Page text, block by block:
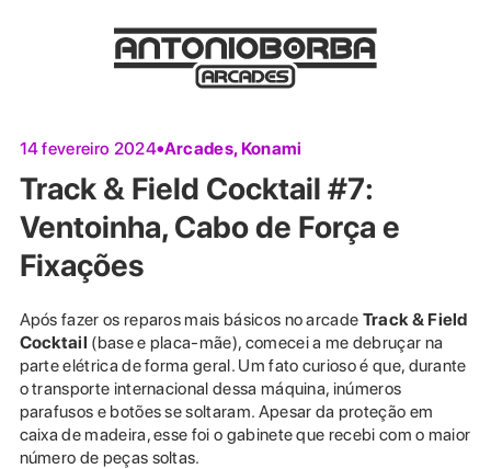
14 fevereiro 2024 Arcades, Konami
Track & Field Cocktail #7:
Ventoinha, Cabo de Força e
Fixações
Após fazer os reparos mais básicos no arcade Track & Field
Cocktail (base e placa-mãe), comecei a me debruçar na
parte elétrica de forma geral. Um fato curioso é que, durante
o transporte internacional dessa máquina, inúmeros
parafusos e botões se soltaram. Apesar da proteção em
caixa de madeira, esse foi o gabinete que recebi com o maior
número de peças soltas.